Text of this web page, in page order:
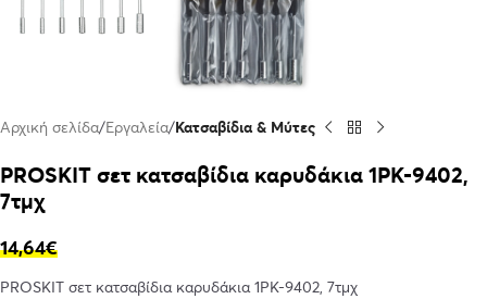
Αρχική σελίδα Εργαλεία Κατσαβίδια & Μύτες
PROSKIT σετ κατσαβίδια καρυδάκια 1PK-9402,
7τμχ
14,64€
PROSKIT σετ κατσαβίδια καρυδάκια 1PK-9402, 7τμχ